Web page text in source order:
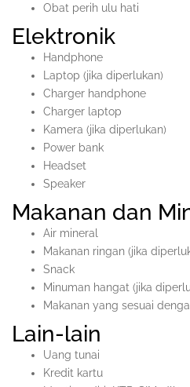
Obat perih ulu hati
Elektronik
Handphone
Laptop (jika diperlukan)
Charger handphone
Charger laptop
Kamera (jika diperlukan)
Power bank
Headset
Speaker
Makanan dan
Air mineral
Makanan ringan (jika
Snack
Minuman hangat (jika
Makanan yang sesuai
Lain-lain
Uang tunai
Kredit kartu